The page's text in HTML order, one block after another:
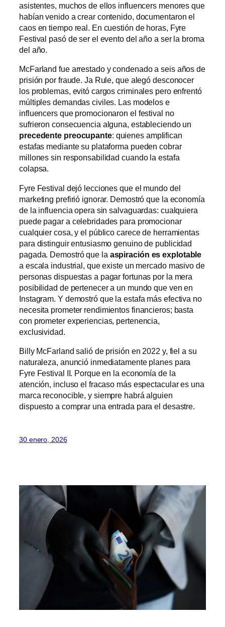
asistentes, muchos de ellos influencers menores que
habían venido a crear contenido, documentaron el
caos en tiempo real. En cuestión de horas, Fyre
Festival pasó de ser el evento del año a ser la broma
del año.
McFarland fue arrestado y condenado a seis años de
prisión por fraude. Ja Rule, que alegó desconocer
los problemas, evitó cargos criminales pero enfrentó
múltiples demandas civiles. Las modelos e
influencers que promocionaron el festival no
sufrieron consecuencia alguna, estableciendo un
precedente preocupante: quienes amplifican
estafas mediante su plataforma pueden cobrar
millones sin responsabilidad cuando la estafa
colapsa.
Fyre Festival dejó lecciones que el mundo del
marketing prefirió ignorar. Demostró que la economía
de la influencia opera sin salvaguardas: cualquiera
puede pagar a celebridades para promocionar
cualquier cosa, y el público carece de herramientas
para distinguir entusiasmo genuino de publicidad
pagada. Demostró que la aspiración es explotable
a escala industrial, que existe un mercado masivo de
personas dispuestas a pagar fortunas por la mera
posibilidad de pertenecer a un mundo que ven en
Instagram. Y demostró que la estafa más efectiva no
necesita prometer rendimientos financieros; basta
con prometer experiencias, pertenencia,
exclusividad.
Billy McFarland salió de prisión en 2022 y, fiel a su
naturaleza, anunció inmediatamente planes para
Fyre Festival II. Porque en la economía de la
atención, incluso el fracaso más espectacular es una
marca reconocible, y siempre habrá alguien
dispuesto a comprar una entrada para el desastre.
30 enero, 2026